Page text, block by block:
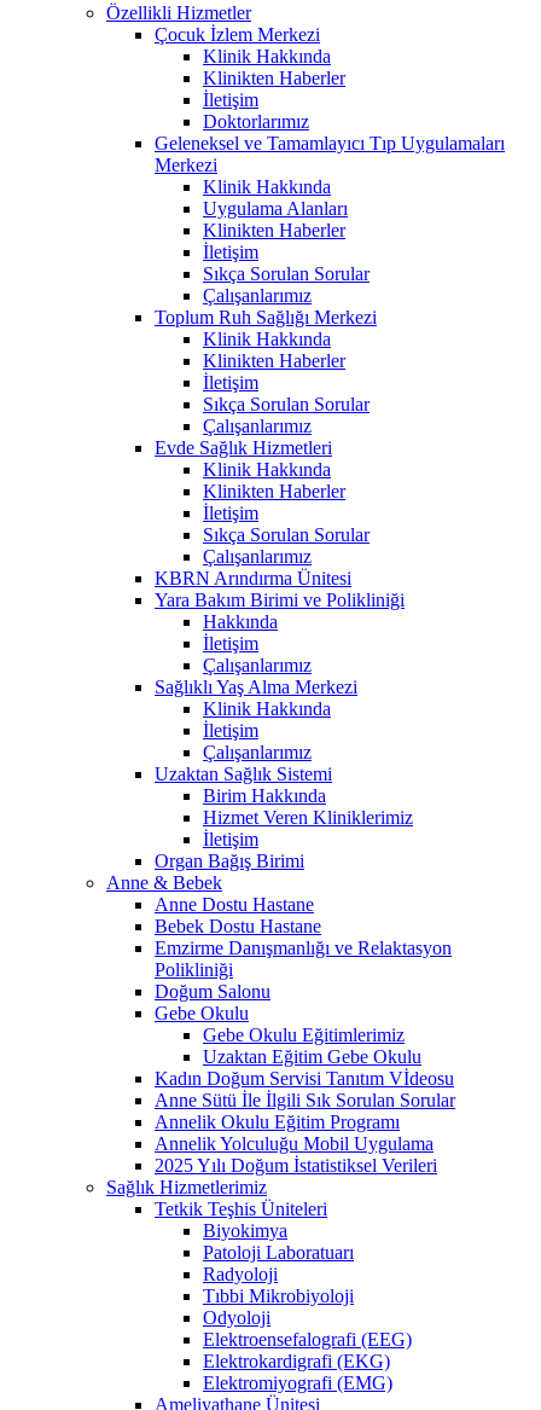
Özellikli Hizmetler
Çocuk İzlem Merkezi
Klinik Hakkında
Klinikten Haberler
İletişim
Doktorlarımız
Geleneksel ve Tamamlayıcı Tıp Uygulamaları
Merkezi
Klinik Hakkında
Uygulama Alanları
Klinikten Haberler
İletişim
Sıkça Sorulan Sorular
Çalışanlarımız
Toplum Ruh Sağlığı Merkezi
Klinik Hakkında
Klinikten Haberler
İletişim
Sıkça Sorulan Sorular
Çalışanlarımız
Evde Sağlık Hizmetleri
Klinik Hakkında
Klinikten Haberler
İletişim
Sıkça Sorulan Sorular
Çalışanlarımız
KBRN Arındırma Ünitesi
Yara Bakım Birimi ve Polikliniği
Hakkında
İletişim
Çalışanlarımız
Sağlıklı Yaş Alma Merkezi
Klinik Hakkında
İletişim
Çalışanlarımız
Uzaktan Sağlık Sistemi
Birim Hakkında
Hizmet Veren Kliniklerimiz
İletişim
Organ Bağış Birimi
Anne & Bebek
Anne Dostu Hastane
Bebek Dostu Hastane
Emzirme Danışmanlığı ve Relaktasyon
Polikliniği
Doğum Salonu
Gebe Okulu
Gebe Okulu Eğitimlerimiz
Uzaktan Eğitim Gebe Okulu
Kadın Doğum Servisi Tanıtım Vİdeosu
Anne Sütü İle İlgili Sık Sorulan Sorular
Annelik Okulu Eğitim Programı
Annelik Yolculuğu Mobil Uygulama
2025 Yılı Doğum İstatistiksel Verileri
Sağlık Hizmetlerimiz
Tetkik Teşhis Üniteleri
Biyokimya
Patoloji Laboratuarı
Radyoloji
Tıbbi Mikrobiyoloji
Odyoloji
Elektroensefalografi (EEG)
Elektrokardigrafi (EKG)
Elektromiyografi (EMG)
Ameliyathane Ünitesi